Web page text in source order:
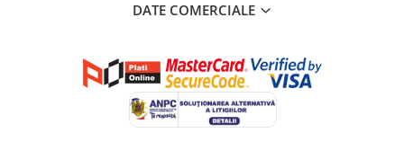
DATE COMERCIALE